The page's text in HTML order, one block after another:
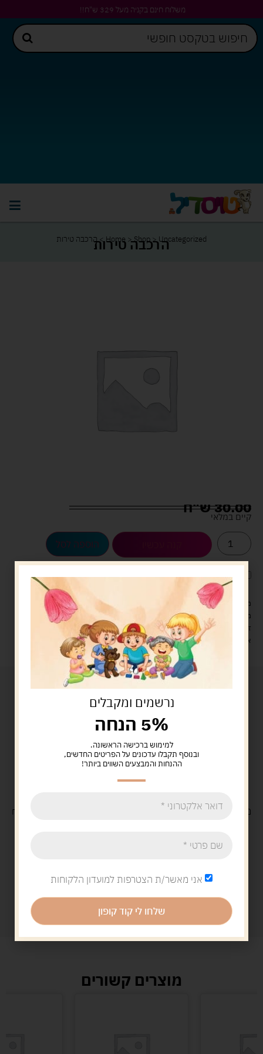
משלוח חינם בקניה מעל 329 ש"ח!!
Home >Shop>Uncategorized
>הרכבה טירותהרכבה טירות
30.00ש"ח
קיים במלאי
הוספה לסל
לארוז את המוצר באריזת מתנה5.00 ש"ח ?
מעל 329 ש"ח, משלוח עם שליח עד הבית חינם! – 0 ₪
משלוח עם שליח עד הבית: 29 ש"ח
זמן אספקה: עד 4 ימי עסקים.
איסוף עצמי: מ"ביתר טויס" רחוב בניין דוד 18, ביתר עילית.
משלוח חינםבקנייה מעל 329 ש"ח
מוצרים קשורים
נרשמים ומקבלים
5% הנחה
למימוש ברכישה הראשונה.
ובנוסף תקבלו עדכונים על הפריטים החדשים,
ההנחות והמבצעים השווים ביותר!
אני מאשר/ת הצטרפות למועדון הלקוחות
שלחו לי קוד קופון